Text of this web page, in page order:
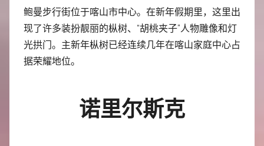
鲍曼步行街位于喀山市中心。在新年假期里，这里出
现了许多装扮靓丽的枞树、“胡桃夹子”人物雕像和灯
光拱门。主新年枞树已经连续几年在喀山家庭中心占
据荣耀地位。
诺里尔斯克